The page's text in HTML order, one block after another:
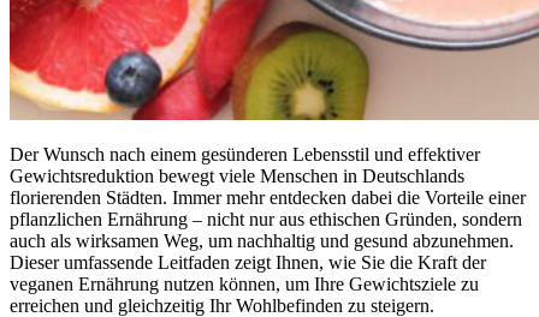
Der Wunsch nach einem gesünderen Lebensstil und effektiver
Gewichtsreduktion bewegt viele Menschen in Deutschlands
florierenden Städten. Immer mehr entdecken dabei die Vorteile einer
pflanzlichen Ernährung – nicht nur aus ethischen Gründen, sondern
auch als wirksamen Weg, um nachhaltig und gesund abzunehmen.
Dieser umfassende Leitfaden zeigt Ihnen, wie Sie die Kraft der
veganen Ernährung nutzen können, um Ihre Gewichtsziele zu
erreichen und gleichzeitig Ihr Wohlbefinden zu steigern.